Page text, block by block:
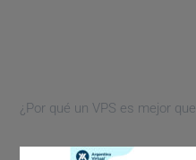
¿Por qué un VPS es mejor